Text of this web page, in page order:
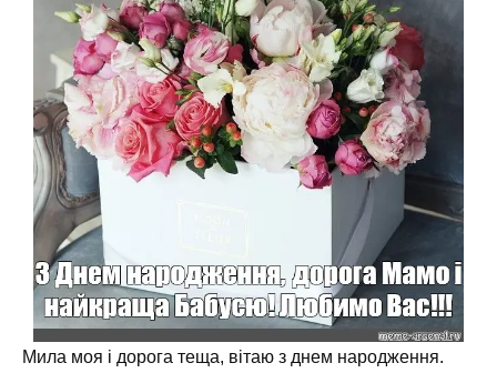
Мила моя і дорога теща, вітаю з днем народження.